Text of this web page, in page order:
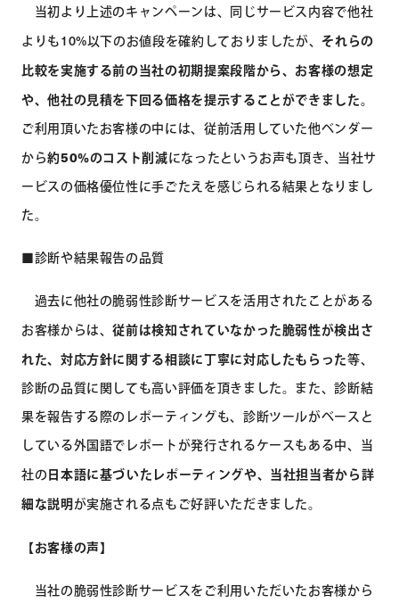
当初より上述のキャンペーンは、同じサービス内容で他社
よりも10%以下のお値段を確約しておりましたが、 それらの
比較を実施する前の当社の初期提案段階から、お客様の想定
や、他社の見積を下回る価格を提示することができました。
ご利用頂いたお客様の中には、従前活用していた他ベンダー
から約50%のコスト削減になったというお声も頂き、当社サ
ービスの価格優位性に手ごたえを感じられる結果となりまし
た。
■診断や結果報告の品質
過去に他社の脆弱性診断サービスを活用されたことがある
お客様からは、従前は検知されていなかった脆弱性が検出さ
れた、対応方針に関する相談に丁寧に対応したもらった等、
診断の品質に関しても高い評価を頂きました。また、診断結
果を報告する際のレポーティングも、診断ツールがベースと
している外国語でレポートが発行されるケースもある中、当
社の日本語に基づいたレポーティングや、当社担当者から詳
細な説明が実施される点もご好評いただきました。
【お客様の声】
当社の脆弱性診断サービスをご利用いただいたお客様から